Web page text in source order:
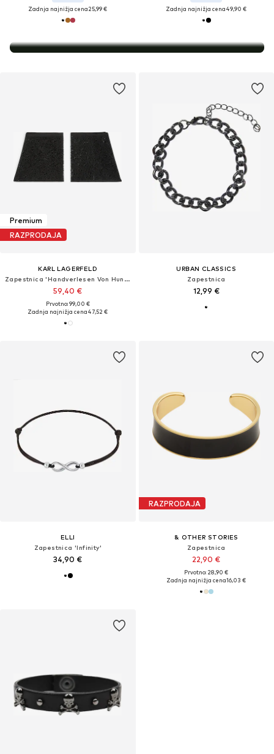
Zadnja najnižja cena25,99 € Zadnja najnižja cena49,90 €
Premium
RAZPRODAJA
KARL LAGERFELD
Zapestnica 'Handverlesen Von Hun Kim'
59,40 €
Prvotno: 99,00 €
Zadnja najnižja cena47,52 €
URBAN CLASSICS
Zapestnica
12,99 €
ELLI
Zapestnica 'Infinity'
34,90 €
RAZPRODAJA
& OTHER STORIES
Zapestnica
22,90 €
Prvotno: 28,90 €
Zadnja najnižja cena16,03 €